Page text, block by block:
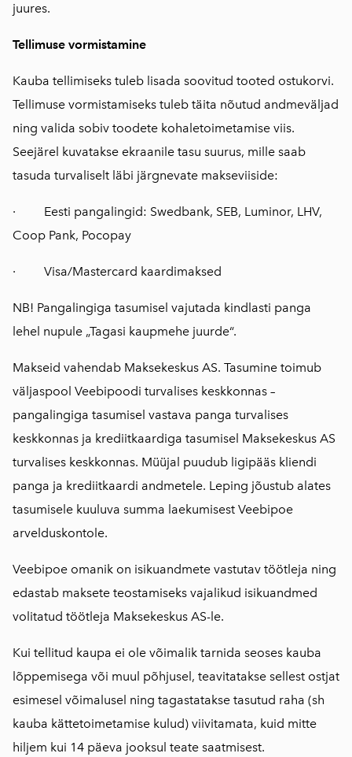
juures.
Tellimuse vormistamine
Kauba tellimiseks tuleb lisada soovitud tooted ostukorvi.
Tellimuse vormistamiseks tuleb täita nõutud andmeväljad
ning valida sobiv toodete kohaletoimetamise viis.
Seejärel kuvatakse ekraanile tasu suurus, mille saab
tasuda turvaliselt läbi järgnevate makseviiside:
· Eesti pangalingid: Swedbank, SEB, Luminor, LHV,
Coop Pank, Pocopay
· Visa/Mastercard kaardimaksed
NB! Pangalingiga tasumisel vajutada kindlasti panga
lehel nupule „Tagasi kaupmehe juurde“.
Makseid vahendab Maksekeskus AS. Tasumine toimub
väljaspool Veebipoodi turvalises keskkonnas –
pangalingiga tasumisel vastava panga turvalises
keskkonnas ja krediitkaardiga tasumisel Maksekeskus AS
turvalises keskkonnas. Müüjal puudub ligipääs kliendi
panga ja krediitkaardi andmetele. Leping jõustub alates
tasumisele kuuluva summa laekumisest Veebipoe
arvelduskontole.
Veebipoe omanik on isikuandmete vastutav töötleja ning
edastab maksete teostamiseks vajalikud isikuandmed
volitatud töötleja Maksekeskus AS-le.
Kui tellitud kaupa ei ole võimalik tarnida seoses kauba
lõppemisega või muul põhjusel, teavitatakse sellest ostjat
esimesel võimalusel ning tagastatakse tasutud raha (sh
kauba kättetoimetamise kulud) viivitamata, kuid mitte
hiljem kui 14 päeva jooksul teate saatmisest.